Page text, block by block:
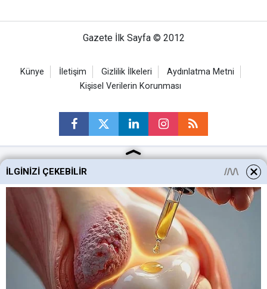
Gazete İlk Sayfa © 2012
Künye İletişim Gizlilik İlkeleri
Aydınlatma Metni
Kişisel Verilerin Korunması
Ankara Haberleri
Keçiören Haberleri
Altındağ Haberleri
Sincan Haberleri
Mamak Haberleri
İLGINIZI ÇEKEBILIR